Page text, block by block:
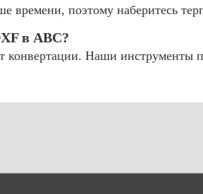
времени, поэтому наберитесь
в ABC?
Наши инструменты